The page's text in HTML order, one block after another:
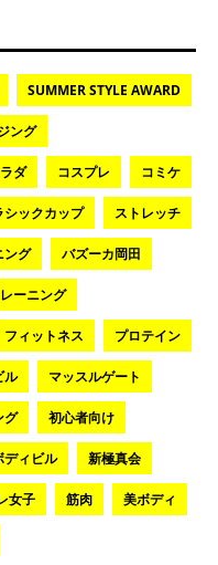
SUMMER STYLE AWARD
ング
ダ コスプレ コミケ
シックカップ ストレッチ
ング バズーカ岡田
ーニング
フィットネス プロテイン
ル マッスルゲート
グ 初心者向け
ディビル 新極真会
女子 筋肉 美ボディ